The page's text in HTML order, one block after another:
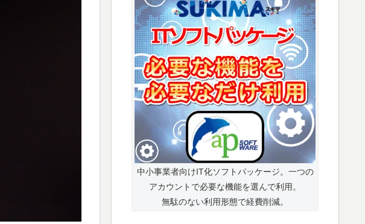
中小事業者向けIT化ソフトパッケージ。一つの
アカウントで必要な機能を選んで利用。
無駄のない利用形態で経費削減。